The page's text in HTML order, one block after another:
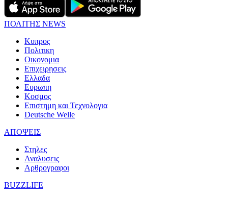
ΠΟΛΙΤΗΣ NEWS
Κυπρος
Πολιτικη
Οικονομια
Επιχειρησεις
Ελλαδα
Ευρωπη
Κοσμος
Επιστημη και Τεχνολογια
Deutsche Welle
ΑΠΟΨΕΙΣ
Στηλες
Αναλυσεις
Αρθρογραφοι
BUZZLIFE